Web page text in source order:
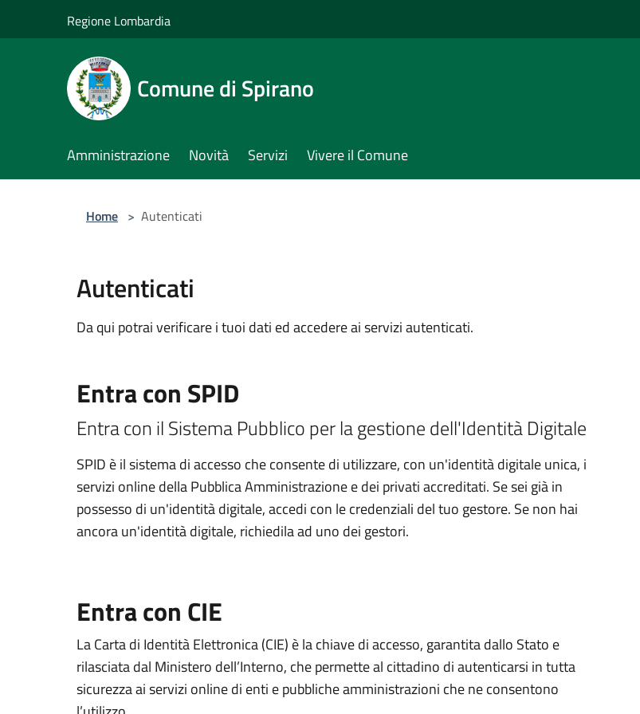
Regione Lombardia
Comune di Spirano
Amministrazione Novità Servizi Vivere il Comune
Home > Autenticati
Autenticati
Da qui potrai verificare i tuoi dati ed accedere ai servizi autenticati.
Entra con SPID
Entra con il Sistema Pubblico per la gestione dell'Identità Digitale
SPID è il sistema di accesso che consente di utilizzare, con un'identità digitale unica, i
servizi online della Pubblica Amministrazione e dei privati accreditati. Se sei già in
possesso di un'identità digitale, accedi con le credenziali del tuo gestore. Se non hai
ancora un'identità digitale, richiedila ad uno dei gestori.
Entra con CIE
La Carta di Identità Elettronica (CIE) è la chiave di accesso, garantita dallo Stato e
rilasciata dal Ministero dell’Interno, che permette al cittadino di autenticarsi in tutta
sicurezza ai servizi online di enti e pubbliche amministrazioni che ne consentono